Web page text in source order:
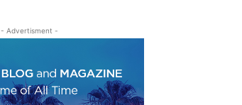
- Advertisment -